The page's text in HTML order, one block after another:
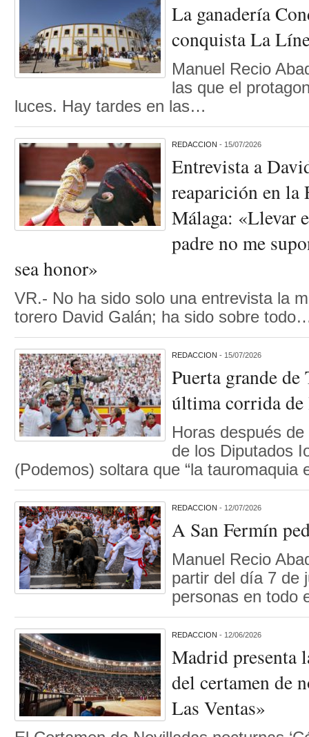
La ganadería
conquista La
Manuel Recio
las que el
luces. Hay tardes en las…
REDACCION - 15/07/2026
Entrevista a
reaparición en la
Málaga: «Llevar
padre no me
sea honor»
VR.- No ha sido solo una entrevista la
torero David Galán; ha sido sobre
REDACCION - 15/07/2026
Puerta grande de
última corrida de
Horas después
de los Diputados
(Podemos) soltara que “la
REDACCION - 12/07/2026
A San Fermín
Manuel Recio
partir del día 7 de
personas en todo
REDACCION - 12/06/2026
Madrid presenta
del certamen de
Las Ventas»